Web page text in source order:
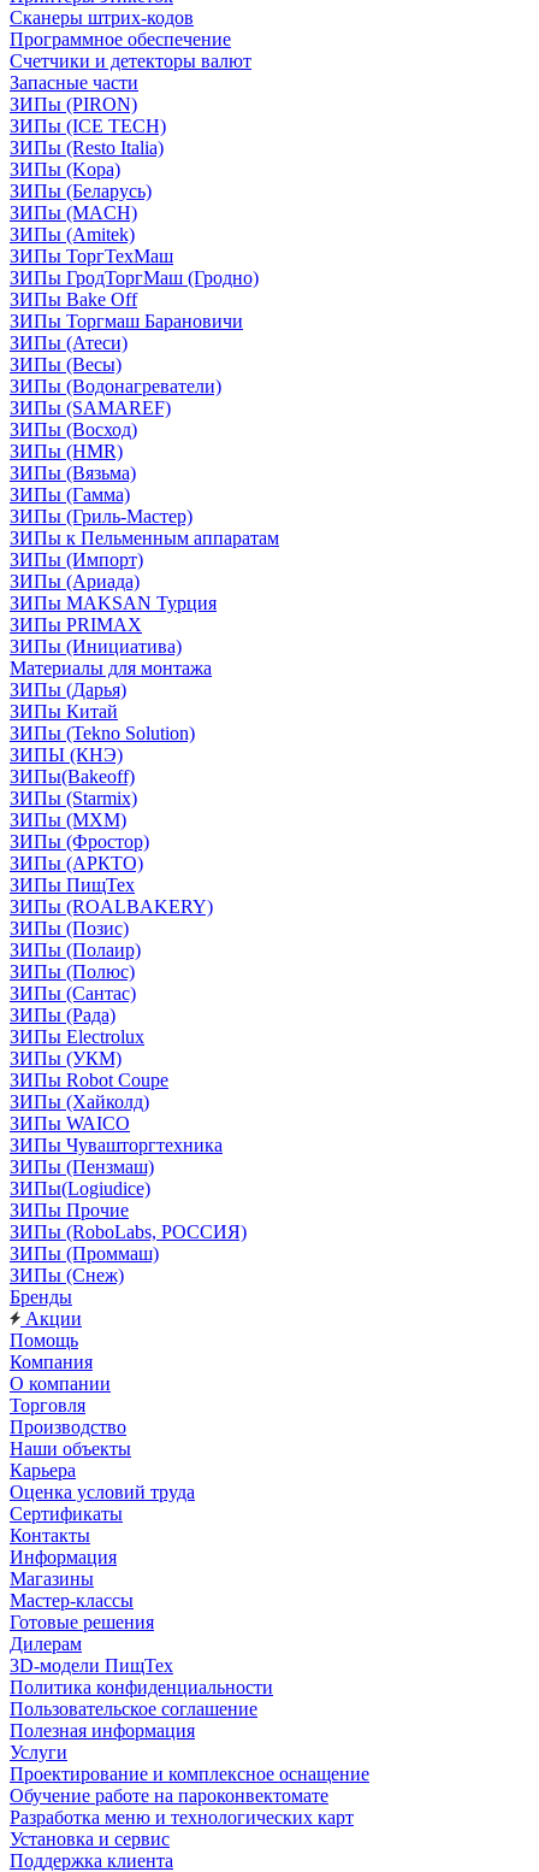
Сканеры штрих-кодов
Программное обеспечение
Счетчики и детекторы валют
Запасные части
ЗИПы (PIRON)
ЗИПы (ICE TECH)
ЗИПы (Resto Italia)
ЗИПы (Kopa)
ЗИПы (Беларусь)
ЗИПы (MACH)
ЗИПы (Amitek)
ЗИПы ТоргТехМаш
ЗИПы ГродТоргМаш (Гродно)
ЗИПы Bake Off
ЗИПы Торгмаш Барановичи
ЗИПы (Атеси)
ЗИПы (Весы)
ЗИПы (Водонагреватели)
ЗИПы (SAMAREF)
ЗИПы (Восход)
ЗИПы (HMR)
ЗИПы (Вязьма)
ЗИПы (Гамма)
ЗИПы (Гриль-Мастер)
ЗИПы к Пельменным аппаратам
ЗИПы (Импорт)
ЗИПы (Ариада)
ЗИПы MAKSAN Турция
ЗИПы PRIMAX
ЗИПы (Инициатива)
Материалы для монтажа
ЗИПы (Дарья)
ЗИПы Китай
ЗИПы (Tekno Solution)
ЗИПЫ (КНЭ)
ЗИПы(Bakeoff)
ЗИПы (Starmix)
ЗИПы (МХМ)
ЗИПы (Фростор)
ЗИПы (АРКТО)
ЗИПы ПищТех
ЗИПы (ROALBAKERY)
ЗИПы (Позис)
ЗИПы (Полаир)
ЗИПы (Полюс)
ЗИПы (Сантас)
ЗИПы (Рада)
ЗИПы Electrolux
ЗИПы (УКМ)
ЗИПы Robot Coupe
ЗИПы (Хайколд)
ЗИПы WAICO
ЗИПы Чувашторгтехника
ЗИПы (Пензмаш)
ЗИПы(Logiudice)
ЗИПы Прочие
ЗИПы (RoboLabs, РОССИЯ)
ЗИПы (Проммаш)
ЗИПы (Снеж)
Бренды
Акции
Помощь
Компания
О компании
Торговля
Производство
Наши объекты
Карьера
Оценка условий труда
Сертификаты
Контакты
Информация
Магазины
Мастер-классы
Готовые решения
Дилерам
3D-модели ПищТех
Политика конфиденциальности
Пользовательское соглашение
Полезная информация
Услуги
Проектирование и комплексное оснащение
Обучение работе на пароконвектомате
Разработка меню и технологических карт
Установка и сервис
Поддержка клиента